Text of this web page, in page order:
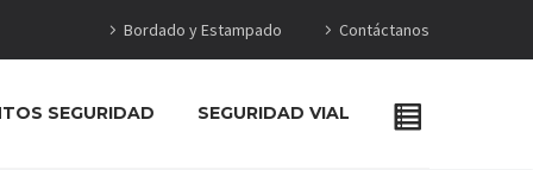
Bordado y Estampado Contáctanos
SEGURIDAD SEGURIDAD VIAL